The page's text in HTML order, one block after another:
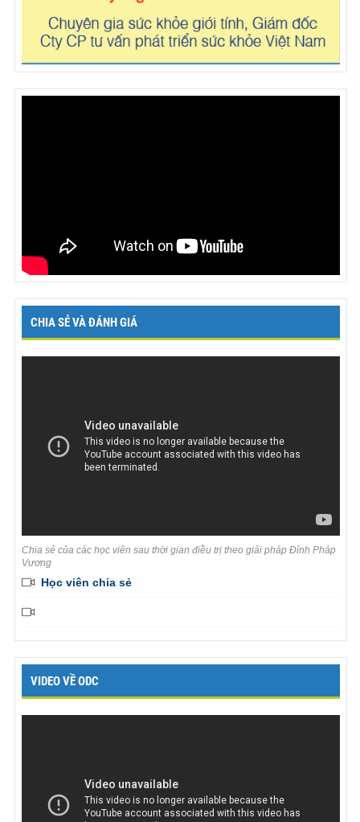
CHIA SẺ VÀ ĐÁNH GIÁ
Chia sẻ của các học viên sau thời gian điều trị theo giải pháp Đỉnh Pháp
Vương
Học viên chia sẻ
VIDEO VỀ ODC